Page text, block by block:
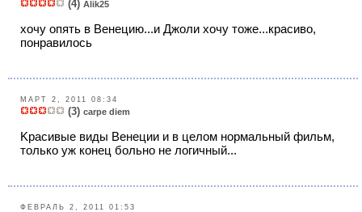
(4) Alik25
хочу опять в Венецию...и Джоли хочу тоже...красиво,
понравилось
МАРТ 2, 2011 08:34
(3) carpe diem
Kрасивые виды Венеции и в целом нормальный фильм,
только уж конец больно не логичный...
ФЕВРАЛЬ 2, 2011 01:53